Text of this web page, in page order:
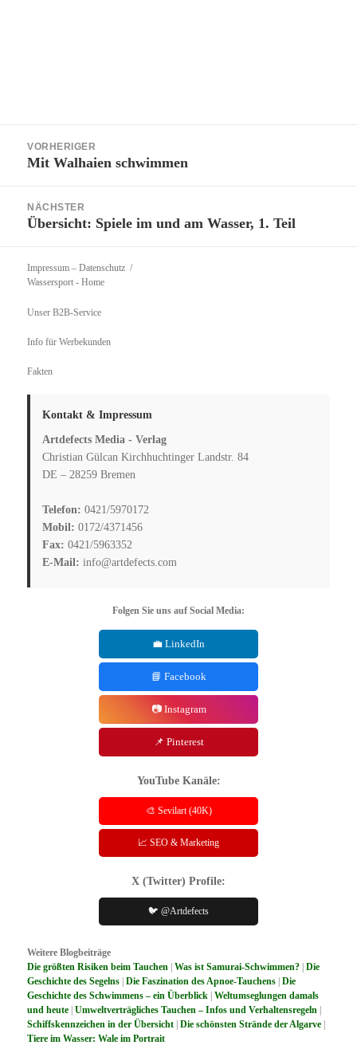
VORHERIGER
Vorheriger
Mit Walhaien schwimmen
NÄCHSTER
Nächster
Übersicht: Spiele im und am Wasser, 1. Teil
Impressum – Datenschutz
Wassersport - Home
Unser B2B-Service
Info für Werbekunden
Fakten
Kontakt & Impressum
Artdefects Media - Verlag
Christian Gülcan Kirchhuchtinger Landstr. 84
DE – 28259 Bremen
Telefon: 0421/5970172
Mobil: 0172/4371456
Fax: 0421/5963352
E-Mail: info@artdefects.com
Folgen Sie uns auf Social Media:
💼 LinkedIn
📘 Facebook
📷 Instagram
📌 Pinterest
YouTube Kanäle:
🎨 Sevilart (40K)
📈 SEO & Marketing
X (Twitter) Profile:
🐦 @Artdefects
Weitere Blogbeiträge
Die größten Risiken beim Tauchen |Was ist Samurai-Schwimmen? |Die
Geschichte des Segelns |Die Faszination des Apnoe-Tauchens |Die
Geschichte des Schwimmens – ein Überblick |Weltumseglungen damals
und heute |Umweltverträgliches Tauchen – Infos und Verhaltensregeln
Schiffskennzeichen in der Übersicht |Die schönsten Strände der Algarve
Tiere im Wasser: Wale im Portrait